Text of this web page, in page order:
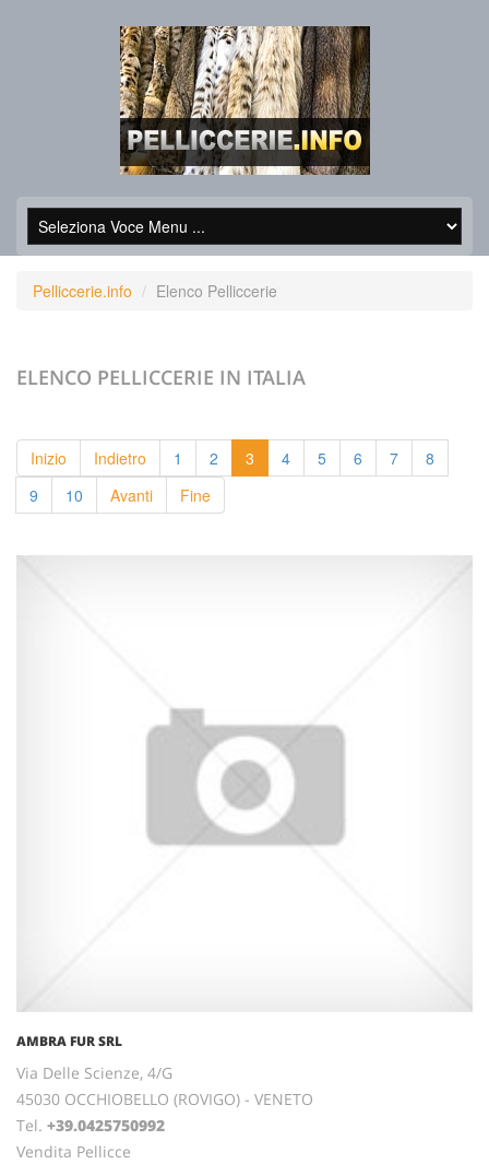
Pelliccerie.info Elenco Pelliccerie
ELENCO PELLICCERIE IN ITALIA
Inizio Indietro 1 2 3 4 5 6 7
8
9
10 Avanti Fine
AMBRA FUR SRL
Via Delle Scienze, 4/G
45030 OCCHIOBELLO (ROVIGO) - VENETO
Tel. +39.0425750992
Vendita Pellicce